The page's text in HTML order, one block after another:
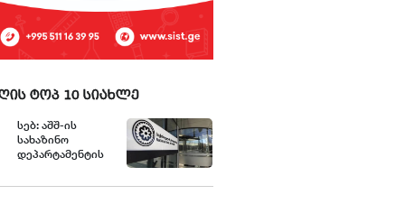
ტოპ 10 სიახლე
სებ: აშშ-ის
სახაზინო
დეპარტამენტის
კონტროლის